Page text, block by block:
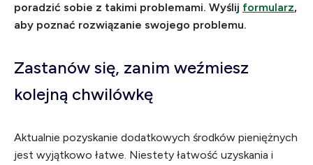
poradzić sobie z takimi problemami. Wyślij formularz,
aby poznać rozwiązanie swojego problemu.
Zastanów się, zanim weźmiesz
kolejną chwilówkę
Aktualnie pozyskanie dodatkowych środków pieniężnych
jest wyjątkowo łatwe. Niestety łatwość uzyskania i